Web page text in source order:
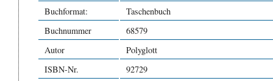
Buchformat:
Taschenbuch
Buchnummer
68579
Autor
Polyglott
ISBN-Nr.
92729